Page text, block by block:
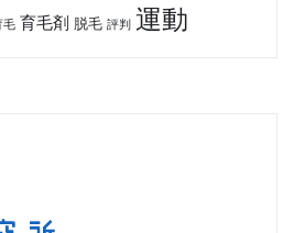
毛 育毛剤 脱毛 評判 運動